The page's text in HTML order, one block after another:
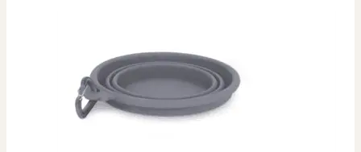
kan
vælges